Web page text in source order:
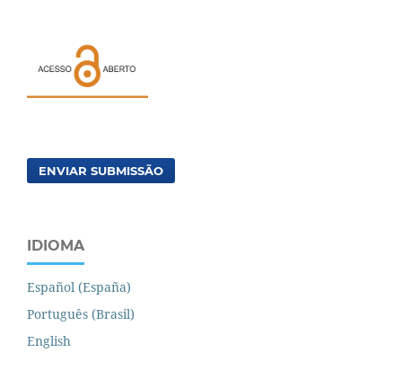
ENVIAR SUBMISSÃO
IDIOMA
Español (España)
Português (Brasil)
English